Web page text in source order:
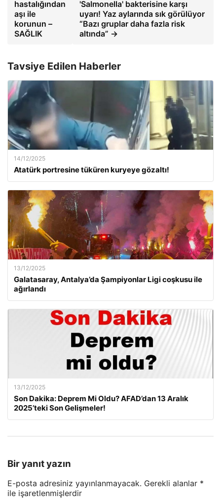
hastalığından
aşı ile
korunun –
SAĞLIK
'Salmonella' bakterisine karşı
uyarı! Yaz aylarında sık görülüyor
“Bazı gruplar daha fazla risk
altında” →
Tavsiye Edilen Haberler
14/12/2025
Atatürk portresine tüküren kuryeye gözaltı!
13/12/2025
Galatasaray, Antalya’da Şampiyonlar Ligi coşkusu ile
ağırlandı
13/12/2025
Son Dakika: Deprem Mi Oldu? AFAD’dan 13 Aralık
2025’teki Son Gelişmeler!
Bir yanıt yazın
E-posta adresiniz yayınlanmayacak. Gerekli alanlar *
ile işaretlenmişlerdir